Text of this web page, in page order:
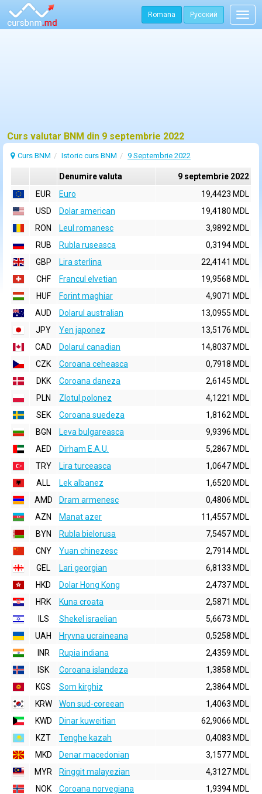
Romana Русский
Curs valutar BNM din 9 septembrie 2022
Curs BNM Istoric curs BNM 9 Septembrie 2022
Denumire valuta
9 septembrie 2022
EUR
Euro
19,4423 MDL
USD
Dolar american
19,4180 MDL
RON
Leul romanesc
3,9892 MDL
RUB
Rubla ruseasca
0,3194 MDL
GBP
Lira sterlina
22,4141 MDL
CHF
Francul elvetian
19,9568 MDL
HUF
Forint maghiar
4,9071 MDL
AUD
Dolarul australian
13,0955 MDL
JPY
Yen japonez
13,5176 MDL
CAD
Dolarul canadian
14,8037 MDL
CZK
Coroana ceheasca
0,7918 MDL
DKK
Coroana daneza
2,6145 MDL
PLN
Zlotul polonez
4,1221 MDL
SEK
Coroana suedeza
1,8162 MDL
BGN
Leva bulgareasca
9,9396 MDL
AED
Dirham E.A.U.
5,2867 MDL
TRY
Lira turceasca
1,0647 MDL
ALL
Lek albanez
1,6520 MDL
AMD
Dram armenesc
0,4806 MDL
AZN
Manat azer
11,4557 MDL
BYN
Rubla bielorusa
7,5457 MDL
CNY
Yuan chinezesc
2,7914 MDL
GEL
Lari georgian
6,8133 MDL
HKD
Dolar Hong Kong
2,4737 MDL
HRK
Kuna croata
2,5871 MDL
ILS
Shekel israelian
5,6673 MDL
UAH
Hryvna ucraineana
0,5258 MDL
INR
Rupia indiana
2,4359 MDL
ISK
Coroana islandeza
1,3858 MDL
KGS
Som kirghiz
2,3864 MDL
KRW
Won sud-coreean
1,4063 MDL
KWD
Dinar kuweitian
62,9066 MDL
KZT
Tenghe kazah
0,4083 MDL
MKD
Denar macedonian
3,1577 MDL
MYR
Ringgit malayezian
4,3127 MDL
NOK
Coroana norvegiana
1,9394 MDL